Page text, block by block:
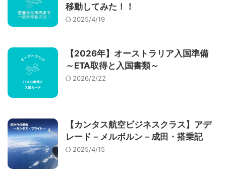
移動してみた！！
2025/4/19
【2026年】オーストラリア入国準備
～ETA取得と入国書類～
2026/2/22
【カンタス航空ビジネスクラス】アデ
レード－メルボルン－成田・搭乗記
2025/4/15